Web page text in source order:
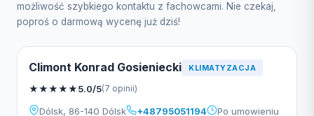
możliwość szybkiego kontaktu z fachowcami. Nie czekaj,
poproś o darmową wycenę już dziś!
Climont Konrad Gosieniecki KLIMATYZACJA
★★★★★5.0/5(7 opinii)
Dólsk, 86-140 Dólsk +48795051194 Po umowieniu